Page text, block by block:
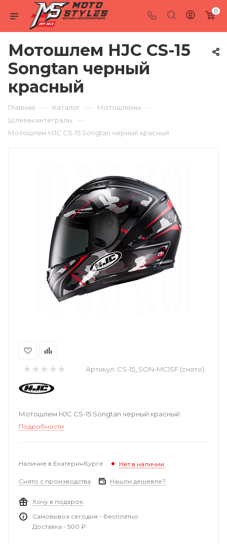
0
Мотошлем HJC CS-15
Songtan черный
красный
Главная — Каталог — Мотошлемы —
Шлемы интегралы —
Мотошлем HJC CS-15 Songtan черный красный
Артикул: CS-15_SON-MC1SF (снято)
Мотошлем HJC CS-15 Songtan черный красный
Подробности
Наличие в Екатеринбурге Нет в наличии
Снято с производства Нашли дешевле?
Хочу в подарок
Самовывоз сегодня - бесплатно
Доставка - 500 ₽